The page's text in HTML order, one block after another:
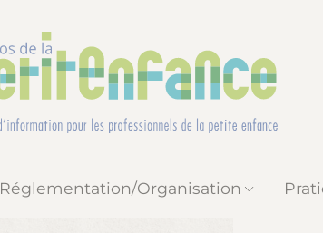
Réglementation/Organisation